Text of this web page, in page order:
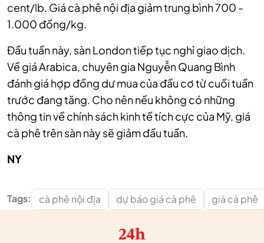
cent/lb. Giá cà phê nội địa giảm trung bình 700 -
1.000 đồng/kg.
Đầu tuần này, sàn London tiếp tục nghỉ giao dịch.
Về giá Arabica, chuyên gia Nguyễn Quang Bình
đánh giá hợp đồng dư mua của đầu cơ từ cuối tuần
trước đang tăng. Cho nên nếu không có những
thông tin về chính sách kinh tế tích cực của Mỹ, giá
cà phê trên sàn này sẽ giảm đầu tuần.
NY
Tags: cà phê nội địa dự báo giá cà phê giá cà phê
24h